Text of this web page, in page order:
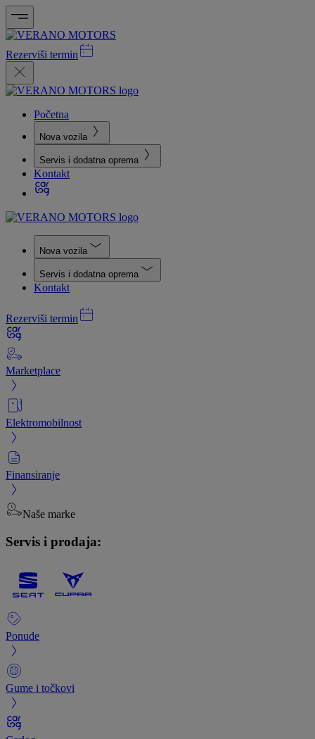
Rezerviši termin
Početna
Nova vozila
Servis i dodatna oprema
Kontakt
Nova vozila
Servis i dodatna oprema
Kontakt
Rezerviši termin
Marketplace
Elektromobilnost
Finansiranje
Naše marke
Servis i prodaja:
Ponude
Gume i točkovi